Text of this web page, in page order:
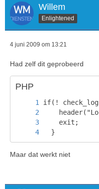
Willem
Enlightened
4 juni 2009 om 13:21
Had zelf dit geprobeerd
PHP
  }
Maar dat werkt niet